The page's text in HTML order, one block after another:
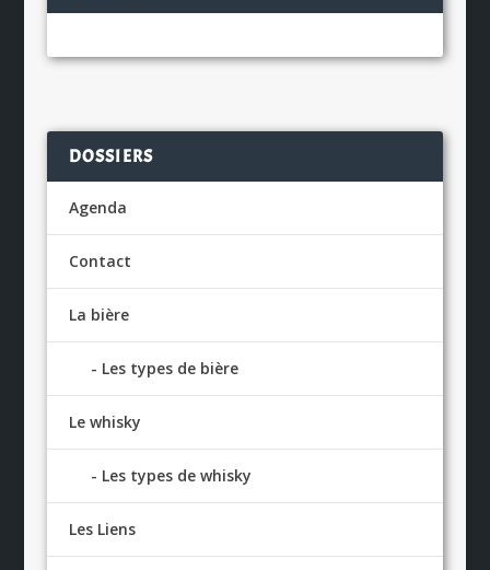
DOSSIERS
Agenda
Contact
La bière
Les types de bière
Le whisky
Les types de whisky
Les Liens